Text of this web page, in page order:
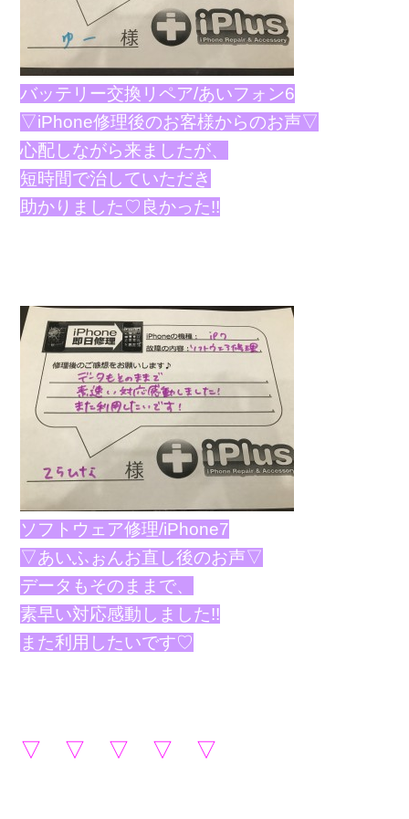
バッテリー交換リペア/あいフォン6
▽iPhone修理後のお客様からのお声▽
心配しながら来ましたが、
短時間で治していただき
助かりました♡良かった!!
ソフトウェア修理/iPhone7
▽あいふぉんお直し後のお声▽
データもそのままで、
素早い対応感動しました!!
また利用したいです♡
▽ ▽ ▽ ▽ ▽